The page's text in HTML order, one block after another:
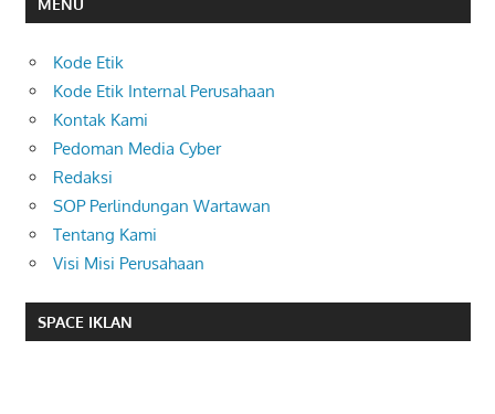
Kode Etik
Kode Etik Internal Perusahaan
Kontak Kami
Pedoman Media Cyber
Redaksi
SOP Perlindungan Wartawan
Tentang Kami
Visi Misi Perusahaan
SPACE IKLAN